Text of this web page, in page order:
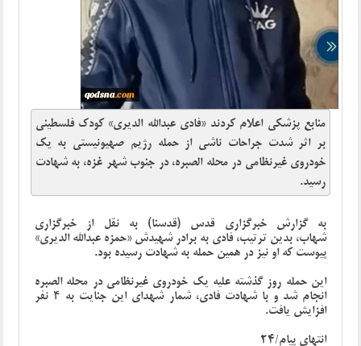
منابع پزشکی اعلام کردند «فادی عبدالله الدیری» کودک فلسطینی
بر اثر شدت جراحات ناشی از حمله رژیم صهیونیستی به یک
خودروی غیرنظامی در محله الصبره، در جنوب شهر غزه، به شهادت
رسید.
به گزارش خبرگزاری قدس (قدسنا) به نقل از خبرگزاری
شهاب، بدین ترتیب، فادی به برادر شهیدش «حمزه عبدالله الدیری»
پیوست که او نیز در همین حمله به شهادت رسیده بود.
این حمله روز گذشته علیه یک خودروی غیرنظامی در محله الصبره
انجام شد و با شهادت فادی، شمار شهدای این جنایت به ۴ نفر
افزایش یافت.
انتهای پیام/24